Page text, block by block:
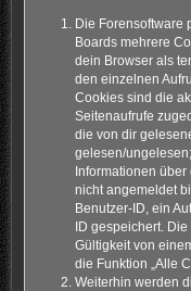
Die Forensoftware
Boards mehrere
dein Browser als
den einzelnen
Cookies sind die
Seitenaufrufe
die von dir
gelesen/
Informationen
nicht angemeldet
Benutzer-ID, ein
ID gespeichert.
Gültigkeit von
die Funktion „Alle
Weiterhin werden